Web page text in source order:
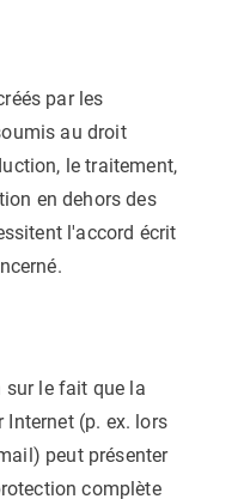
par les
au droit
le traitement,
en dehors des
l'accord écrit
sur le fait que la
(p. ex. lors
peut présenter
complète